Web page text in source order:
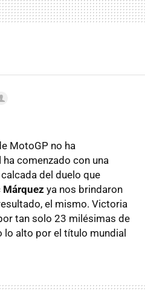
MotoGP no ha
comenzado con una
del duelo que
Márquez ya nos brindaron
el mismo. Victoria
tan solo 23 milésimas de
lo alto por el título mundial